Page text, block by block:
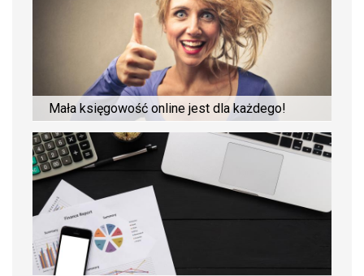
Mała księgowość online jest dla każdego!